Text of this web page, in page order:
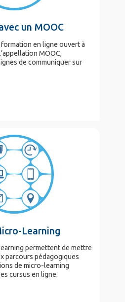
un MOOC
en ligne ouvert à
MOOC,
de communiquer sur
Learning
permettent de mettre
parcours pédagogiques
de micro-learning
cursus en ligne.